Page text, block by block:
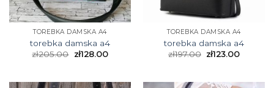
TOREBKA DAMSKA A4
torebka damska a4
zł205.00 zł128.00
TOREBKA DAMSKA A4
torebka damska a4
zł197.00 zł123.00